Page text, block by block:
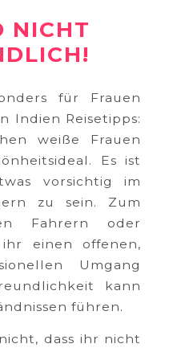
NICHT
für Frauen
Indien Reisetipps:
weiße Frauen
Es ist
vorsichtig im
zu sein. Zum
Fahrern oder
einen offenen,
Umgang
kann
führen.
dass ihr nicht